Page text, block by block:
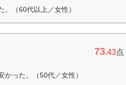
（60代以上／女性）
73.43点
った。（50代／女性）